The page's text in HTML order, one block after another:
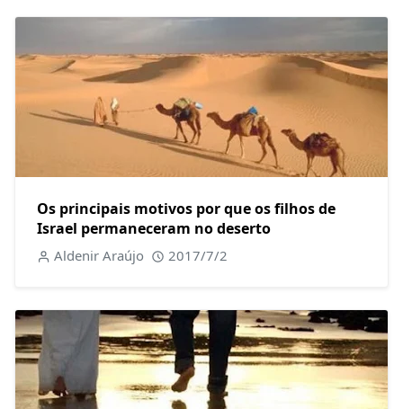
Os principais motivos por que os filhos de
Israel permaneceram no deserto
Aldenir Araújo 2017/7/2